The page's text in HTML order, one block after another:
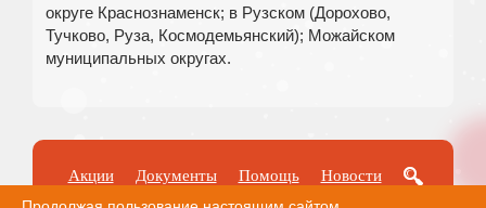
округе Краснознаменск; в Рузском (Дорохово,
Тучково, Руза, Космодемьянский); Можайском
муниципальных округах.
Акции Документы Помощь
Новости